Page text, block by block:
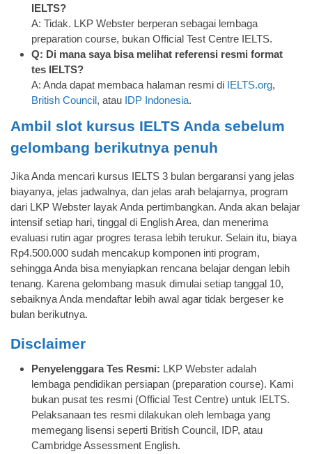
IELTS?
A: Tidak. LKP Webster berperan sebagai lembaga
preparation course, bukan Official Test Centre IELTS.
Q: Di mana saya bisa melihat referensi resmi format
tes IELTS?
A: Anda dapat membaca halaman resmi di IELTS.org,
British Council, atau IDP Indonesia.
Ambil slot kursus IELTS Anda sebelum
gelombang berikutnya penuh
Jika Anda mencari kursus IELTS 3 bulan bergaransi yang jelas
biayanya, jelas jadwalnya, dan jelas arah belajarnya, program
dari LKP Webster layak Anda pertimbangkan. Anda akan belajar
intensif setiap hari, tinggal di English Area, dan menerima
evaluasi rutin agar progres terasa lebih terukur. Selain itu, biaya
Rp4.500.000 sudah mencakup komponen inti program,
sehingga Anda bisa menyiapkan rencana belajar dengan lebih
tenang. Karena gelombang masuk dimulai setiap tanggal 10,
sebaiknya Anda mendaftar lebih awal agar tidak bergeser ke
bulan berikutnya.
Disclaimer
Penyelenggara Tes Resmi: LKP Webster adalah
lembaga pendidikan persiapan (preparation course). Kami
bukan pusat tes resmi (Official Test Centre) untuk IELTS.
Pelaksanaan tes resmi dilakukan oleh lembaga yang
memegang lisensi seperti British Council, IDP, atau
Cambridge Assessment English.